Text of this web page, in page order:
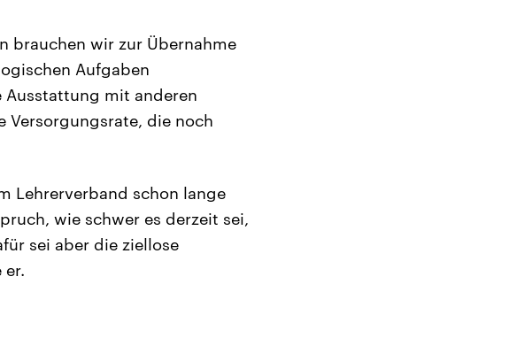
brauchen wir zur Übernahme
Aufgaben
Ausstattung mit anderen
Versorgungsrate, die noch
Lehrerverband schon lange
wie schwer es derzeit sei,
sei aber die ziellose
er.